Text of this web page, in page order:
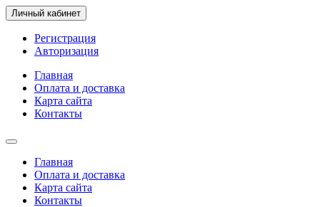
Личный кабинет
Регистрация
Авторизация
Главная
Оплата и доставка
Карта сайта
Контакты
Главная
Оплата и доставка
Карта сайта
Контакты